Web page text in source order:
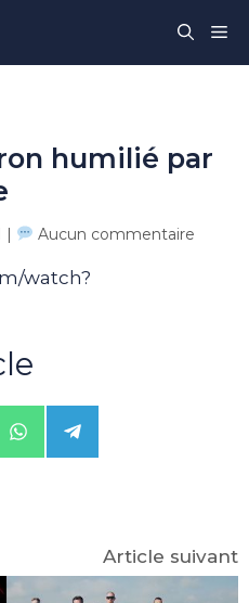
humilié par
| Aucun commentaire
watch?
Share
on
Share
on
Article suivant